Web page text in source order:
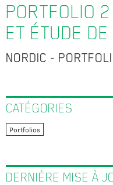
PORTFOLIO
ET ÉTUDE DE
NORDIC -
CATÉGORIES
Portfolios
DERNIÈRE MISE À